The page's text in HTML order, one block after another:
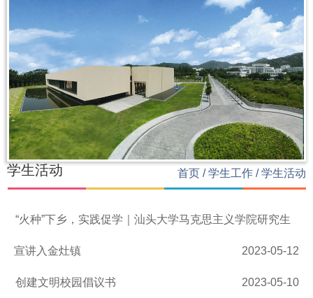
学生活动 首页 /学生工作 /学生活动
“火种”下乡，实践促学｜汕头大学马克思主义学院研究生
宣讲入金灶镇 2023-05-12
创建文明校园倡议书 2023-05-10